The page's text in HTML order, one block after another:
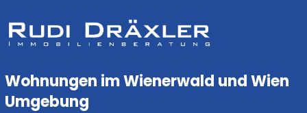
Wohnungen im Wienerwald und Wien
Umgebung